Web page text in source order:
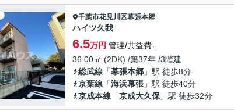
千葉市花見川区幕張本郷
ハイツ久我
6.5万円 管理/共益費-
36.00㎡ (2DK) /築37年 /3階建
総武線 「幕張本郷 」駅 徒歩8分
京葉線 「海浜幕張 」駅 徒歩40分
京成本線 「京成大久保 」駅 徒歩32分